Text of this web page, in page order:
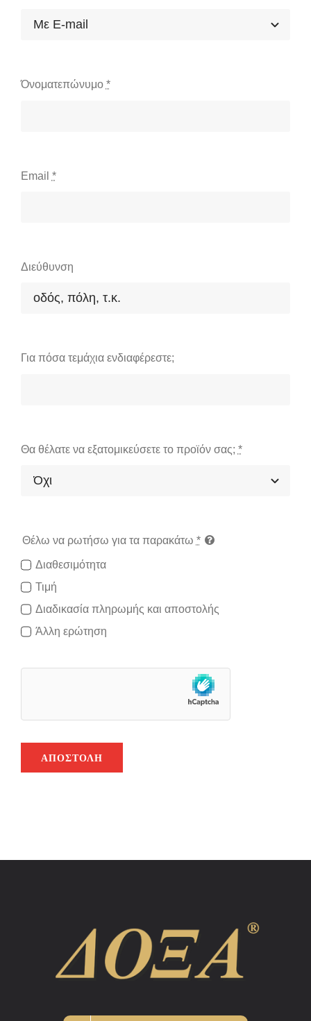
Όνοματεπώνυμο *
Email *
Διεύθυνση
Για πόσα τεμάχια ενδιαφέρεστε;
Θα θέλατε να εξατομικεύσετε το προϊόν σας; *
Θέλω να ρωτήσω για τα παρακάτω *
Διαθεσιμότητα
Τιμή
Διαδικασία πληρωμής και αποστολής
Άλλη ερώτηση
ΑΠΟΣΤΟΛΉ